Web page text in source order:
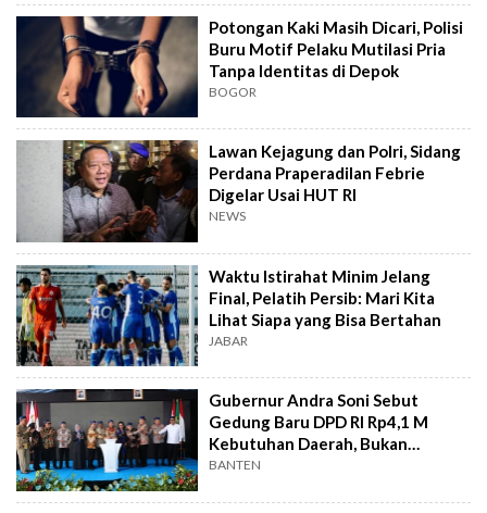
Potongan Kaki Masih Dicari, Polisi
Buru Motif Pelaku Mutilasi Pria
Tanpa Identitas di Depok
BOGOR
Lawan Kejagung dan Polri, Sidang
Perdana Praperadilan Febrie
Digelar Usai HUT RI
NEWS
Waktu Istirahat Minim Jelang
Final, Pelatih Persib: Mari Kita
Lihat Siapa yang Bisa Bertahan
JABAR
Gubernur Andra Soni Sebut
Gedung Baru DPD RI Rp4,1 M
Kebutuhan Daerah, Bukan
Senator
BANTEN